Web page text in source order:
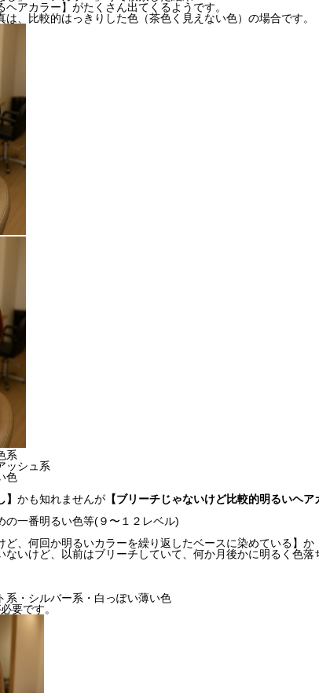
ヘアカラー】がたくさん出てくるようです。
は、比較的はっきりした色（茶色く見えない色）の場合です。
系
ッシュ系
色
かも知れませんが 【ブリーチじゃないけど比較的明るいヘア
一番明るい色等(９〜１２レベル)
ど、何回か明るいカラーを繰り返したベースに染めている】か
ないけど、以前はブリーチしていて、何か月後かに明るく色落
系・シルバー系・白っぽい薄い色
要です。